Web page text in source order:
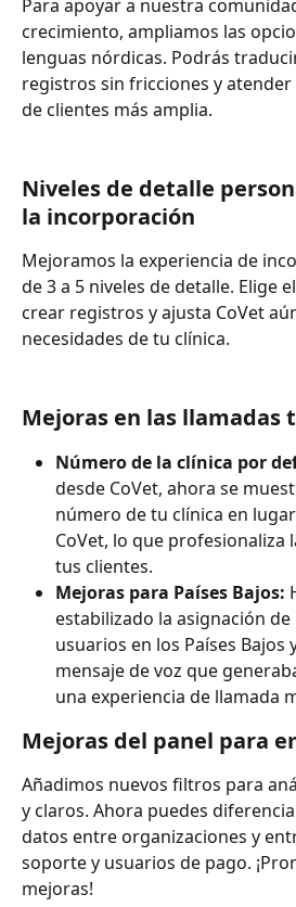
Para apoyar a nuestra
crecimiento, ampliamos las
lenguas nórdicas. Podrás
registros sin fricciones y
de clientes más amplia.
Niveles de detalle
la incorporación
Mejoramos la experiencia de
de 3 a 5 niveles de detalle. Elige
crear registros y ajusta CoVet
necesidades de tu clínica.
Mejoras en las llamadas
Número de la clínica por
desde CoVet, ahora se
número de tu clínica en
CoVet, lo que profesionaliza
tus clientes.
Mejoras para Países Bajos:
estabilizado la asignación
usuarios en los Países Bajos
mensaje de voz que
una experiencia de llamada
Mejoras del panel para
Añadimos nuevos filtros para
y claros. Ahora puedes
datos entre organizaciones y
soporte y usuarios de pago.
mejoras!